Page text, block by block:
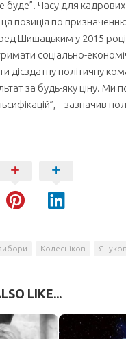
буде”. Часу для
позиція по
Шишацьким у 2015 році
соціально-
дієздатну політичну
за будь-яку ціну. Ми
– зазначив
Колесніков
LIKE...